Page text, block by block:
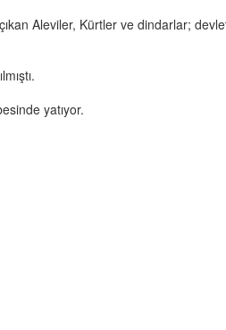
Aleviler, Kürtler ve dindarlar;
yatıyor.